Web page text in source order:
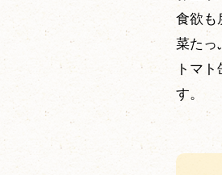
食欲も
菜たっ
トマ
す。